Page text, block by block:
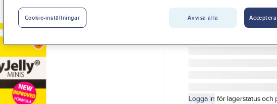
SmellyJelly
SMELLYJELLY
Logga in för lagerstatus och
Avvisa alla
Cookie-inställningar